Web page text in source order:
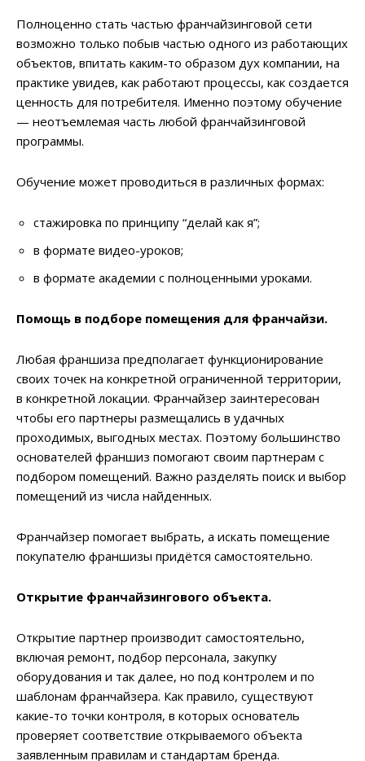
Полноценно стать частью франчайзинговой сети
возможно только побыв частью одного из работающих
объектов, впитать каким-то образом дух компании, на
практике увидев, как работают процессы, как создается
ценность для потребителя. Именно поэтому обучение
— неотъемлемая часть любой франчайзинговой
программы.
Обучение может проводиться в различных формах:
стажировка по принципу “делай как я”;
в формате видео-уроков;
в формате академии с полноценными уроками.
Помощь в подборе помещения для франчайзи.
Любая франшиза предполагает функционирование
своих точек на конкретной ограниченной территории,
в конкретной локации. Франчайзер заинтересован
чтобы его партнеры размещались в удачных
проходимых, выгодных местах. Поэтому большинство
основателей франшиз помогают своим партнерам с
подбором помещений. Важно разделять поиск и выбор
помещений из числа найденных.
Франчайзер помогает выбрать, а искать помещение
покупателю франшизы придётся самостоятельно.
Открытие франчайзингового объекта.
Открытие партнер производит самостоятельно,
включая ремонт, подбор персонала, закупку
оборудования и так далее, но под контролем и по
шаблонам франчайзера. Как правило, существуют
какие-то точки контроля, в которых основатель
проверяет соответствие открываемого объекта
заявленным правилам и стандартам бренда.